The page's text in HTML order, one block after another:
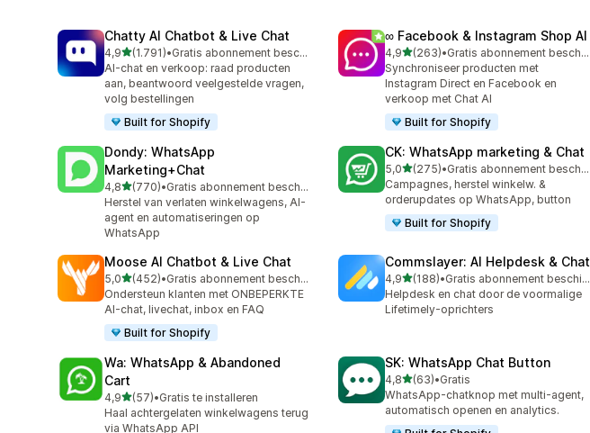
Chatty AI Chatbot & Live Chat
4,9van 5 sterren
(1.791)
1791 recensies in totaal
•
Gratis abonnement beschikbaar
AI-chat en verkoop: raad producten
aan, beantwoord veelgestelde vragen,
volg bestellingen
Built for Shopify
∞ Facebook & Instagram Shop AI
4,9van 5 sterren
(263)
263 recensies in totaal
•
Gratis abonnement beschikbaar
Synchroniseer producten met
Instagram Direct en Facebook en
verkoop met Chat AI
Built for Shopify
Dondy: WhatsApp
Marketing+Chat
4,8van 5 sterren
(770)
770 recensies in totaal
•
Gratis abonnement beschikbaar
Herstel van verlaten winkelwagens, AI-
agent en automatiseringen op
WhatsApp
CK: WhatsApp marketing & Chat
5,0van 5 sterren
(275)
275 recensies in totaal
•
Gratis abonnement beschikbaar
Campagnes, herstel winkelw. &
orderupdates op WhatsApp, button
Built for Shopify
Moose AI Chatbot & Live Chat
5,0van 5 sterren
(452)
452 recensies in totaal
•
Gratis abonnement beschikbaar
Ondersteun klanten met ONBEPERKTE
AI-chat, livechat, inbox en FAQ
Built for Shopify
Commslayer: AI Helpdesk & Chat
4,9van 5 sterren
(188)
188 recensies in totaal
•
Gratis abonnement beschikbaar
Helpdesk en chat door de voormalige
Lifetimely-oprichters
Wa: WhatsApp & Abandoned
Cart
4,9van 5 sterren
(57)
57 recensies in totaal
•Gratis te installeren
Haal achtergelaten winkelwagens terug
via WhatsApp API
SK: WhatsApp Chat Button
4,8van 5 sterren
(63)
63 recensies in totaal
•Gratis
WhatsApp-chatknop met multi-agent,
automatisch openen en analytics.